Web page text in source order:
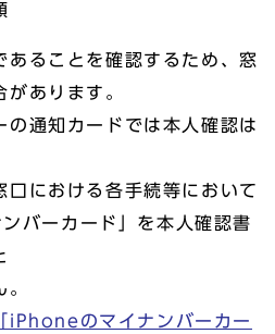
あることを確認するため、窓
があります。
の通知カードでは本人確認は
口における各手続等において
バーカード」を本人確認書
「iPhoneのマイナンバーカー